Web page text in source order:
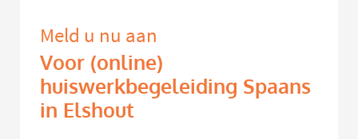
Meld u nu aan
Voor (online)
huiswerkbegeleiding Spaans
in Elshout